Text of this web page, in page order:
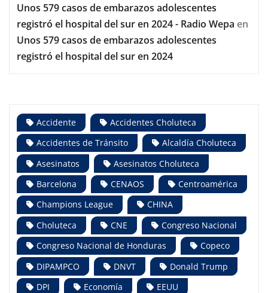
Unos 579 casos de embarazos adolescentes
registró el hospital del sur en 2024 - Radio Wepa en
Unos 579 casos de embarazos adolescentes
registró el hospital del sur en 2024
Accidente
Accidentes Choluteca
Accidentes de Tránsito
Alcaldía Choluteca
Asesinatos
Asesinatos Choluteca
Barcelona
CENAOS
Centroamérica
Champions League
CHINA
Choluteca
CNE
Congreso Nacional
Congreso Nacional de Honduras
Copeco
DIPAMPCO
DNVT
Donald Trump
DPI
Economía
EEUU